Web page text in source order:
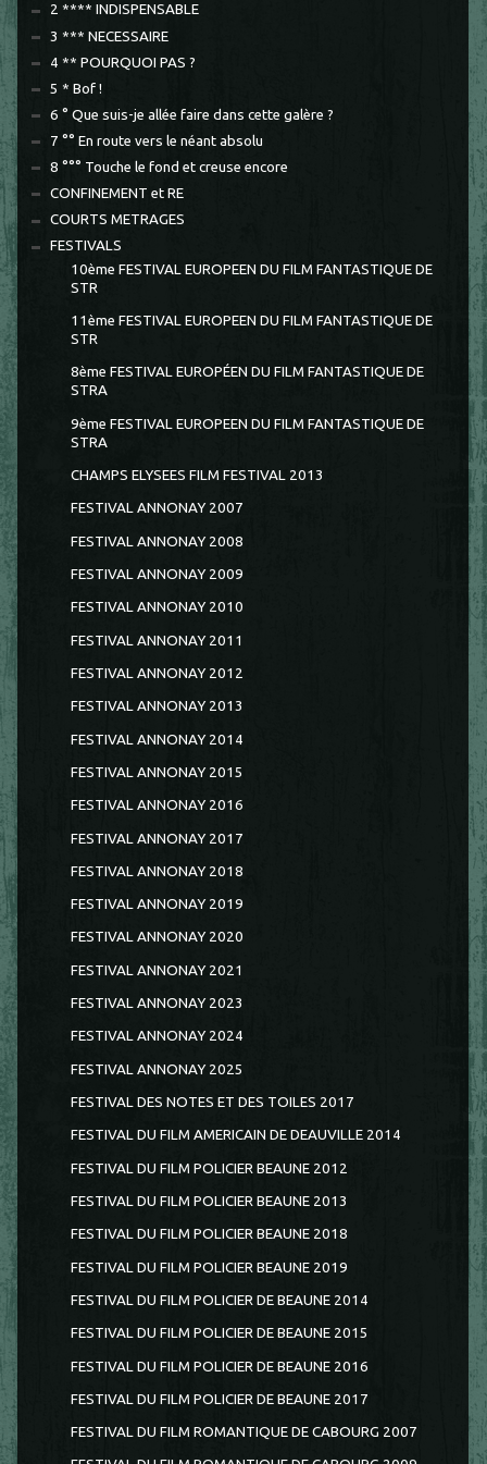
2 **** INDISPENSABLE
3 *** NECESSAIRE
4 ** POURQUOI PAS ?
5 * Bof !
6 ° Que suis-je allée faire dans cette galère ?
7 °° En route vers le néant absolu
8 °°° Touche le fond et creuse encore
CONFINEMENT et RE
COURTS METRAGES
FESTIVALS
10ème FESTIVAL EUROPEEN DU FILM FANTASTIQUE DE
STR
11ème FESTIVAL EUROPEEN DU FILM FANTASTIQUE DE
STR
8ème FESTIVAL EUROPÉEN DU FILM FANTASTIQUE DE
STRA
9ème FESTIVAL EUROPEEN DU FILM FANTASTIQUE DE
STRA
CHAMPS ELYSEES FILM FESTIVAL 2013
FESTIVAL ANNONAY 2007
FESTIVAL ANNONAY 2008
FESTIVAL ANNONAY 2009
FESTIVAL ANNONAY 2010
FESTIVAL ANNONAY 2011
FESTIVAL ANNONAY 2012
FESTIVAL ANNONAY 2013
FESTIVAL ANNONAY 2014
FESTIVAL ANNONAY 2015
FESTIVAL ANNONAY 2016
FESTIVAL ANNONAY 2017
FESTIVAL ANNONAY 2018
FESTIVAL ANNONAY 2019
FESTIVAL ANNONAY 2020
FESTIVAL ANNONAY 2021
FESTIVAL ANNONAY 2023
FESTIVAL ANNONAY 2024
FESTIVAL ANNONAY 2025
FESTIVAL DES NOTES ET DES TOILES 2017
FESTIVAL DU FILM AMERICAIN DE DEAUVILLE 2014
FESTIVAL DU FILM POLICIER BEAUNE 2012
FESTIVAL DU FILM POLICIER BEAUNE 2013
FESTIVAL DU FILM POLICIER BEAUNE 2018
FESTIVAL DU FILM POLICIER BEAUNE 2019
FESTIVAL DU FILM POLICIER DE BEAUNE 2014
FESTIVAL DU FILM POLICIER DE BEAUNE 2015
FESTIVAL DU FILM POLICIER DE BEAUNE 2016
FESTIVAL DU FILM POLICIER DE BEAUNE 2017
FESTIVAL DU FILM ROMANTIQUE DE CABOURG 2007